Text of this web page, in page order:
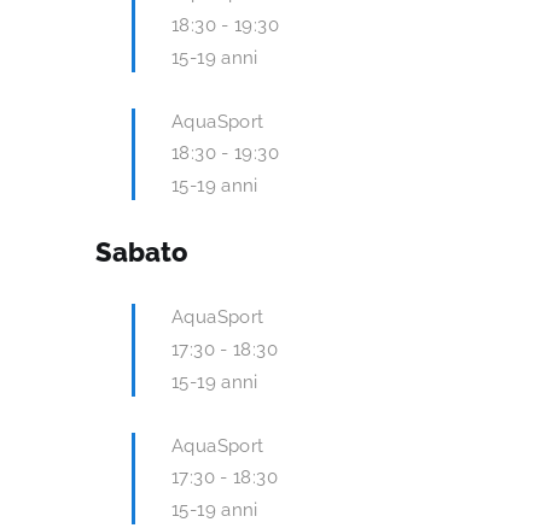
18:30 -19:30
15-19 anni
AquaSport
18:30 -19:30
15-19 anni
Sabato
AquaSport
17:30 -18:30
15-19 anni
AquaSport
17:30 -18:30
15-19 anni